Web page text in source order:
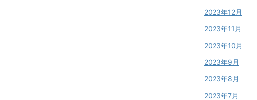
2023年12月
2023年11月
2023年10月
2023年9月
2023年8月
2023年7月